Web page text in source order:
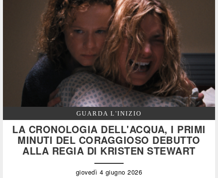
GUARDA L'INIZIO
LA CRONOLOGIA DELL'ACQUA, I PRIMI
MINUTI DEL CORAGGIOSO DEBUTTO
ALLA REGIA DI KRISTEN STEWART
giovedì 4 giugno 2026